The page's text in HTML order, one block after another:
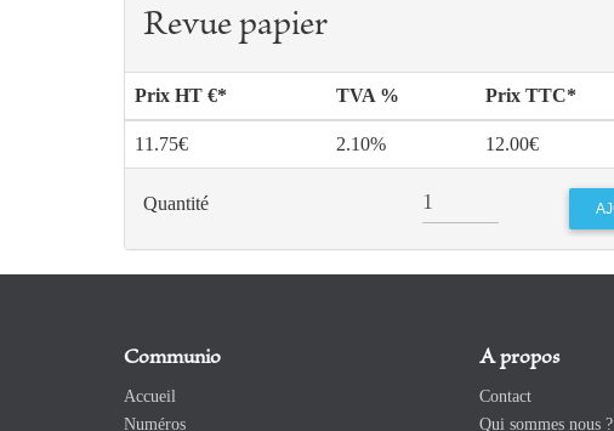
Revue papier
Prix HT €* TVA % Prix TTC*
11.75€ 2.10% 12.00€
Quantité
Communio
Accueil
Numéros
A propos
Contact
Qui sommes nous ?